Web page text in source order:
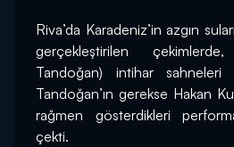
Riva’da Karadeniz’in azgın
gerçekleştirilen
Tandoğan) intihar sahneleri
Tandoğan’ın gerekse Hakan
rağmen gösterdikleri
çekti.